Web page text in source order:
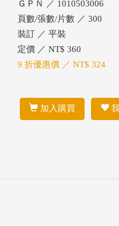
ＧＰＮ ／ 1010503006
頁數/張數/片數 ／ 300
裝訂 ／ 平裝
定價 ／ NT$ 360
9 折優惠價 ／ NT$ 324
加入購買